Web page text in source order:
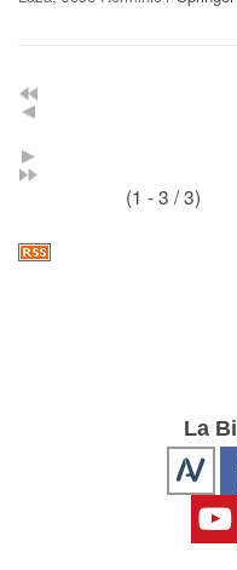
(1 - 3 / 3)
La